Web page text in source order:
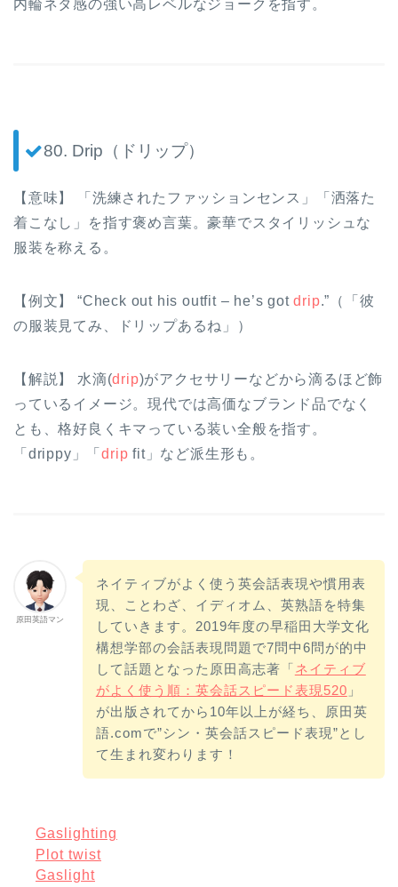
内輪ネタ感の強い高レベルなジョークを指す。
80. Drip（ドリップ）
【意味】 「洗練されたファッションセンス」「洒落た
着こなし」を指す褒め言葉。豪華でスタイリッシュな
服装を称える。
【例文】 “Check out his outfit – he’s gotdrip.”（「彼
の服装見てみ、ドリップあるね」）
【解説】 水滴(drip)がアクセサリーなどから滴るほど飾
っているイメージ。現代では高価なブランド品でなく
とも、格好良くキマっている装い全般を指す。
「drippy」「drip fit」など派生形も。
原田英語マン
ネイティブがよく使う英会話表現や慣用表
現、ことわざ、イディオム、英熟語を特集
していきます。2019年度の早稲田大学文化
構想学部の会話表現問題で7問中6問が的中
して話題となった原田高志著「ネイティブ
がよく使う順：英会話スピード表現520 」
が出版されてから10年以上が経ち、原田英
語.comで”シン・英会話スピード表現”とし
て生まれ変わります！
Gaslighting
Plot twist
Gaslight